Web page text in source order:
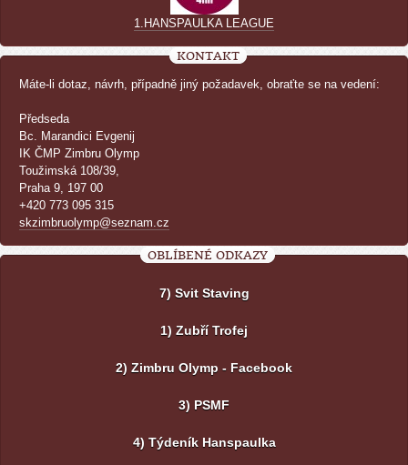
1.HANSPAULKA LEAGUE
KONTAKT
Máte-li dotaz, návrh, případně jiný požadavek, obraťte se na vedení:
Předseda
Bc. Marandici Evgenij
IK ČMP Zimbru Olymp
Toužimská 108/39,
Praha 9, 197 00
+420 773 095 315
skzimbruolymp@seznam.cz
OBLÍBENÉ ODKAZY
7) Svit Staving
1) Zubří Trofej
2) Zimbru Olymp - Facebook
3) PSMF
4) Týdeník Hanspaulka